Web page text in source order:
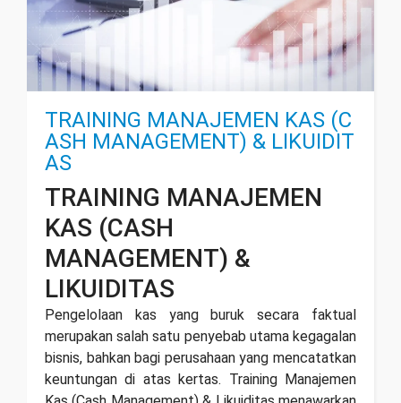
TRAINING MANAJEMEN KAS (C
ASH MANAGEMENT) & LIKUIDIT
AS
TRAINING MANAJEMEN
KAS (CASH
MANAGEMENT) &
LIKUIDITAS
Pengelolaan kas yang buruk secara faktual
merupakan salah satu penyebab utama kegagalan
bisnis, bahkan bagi perusahaan yang mencatatkan
keuntungan di atas kertas. Training Manajemen